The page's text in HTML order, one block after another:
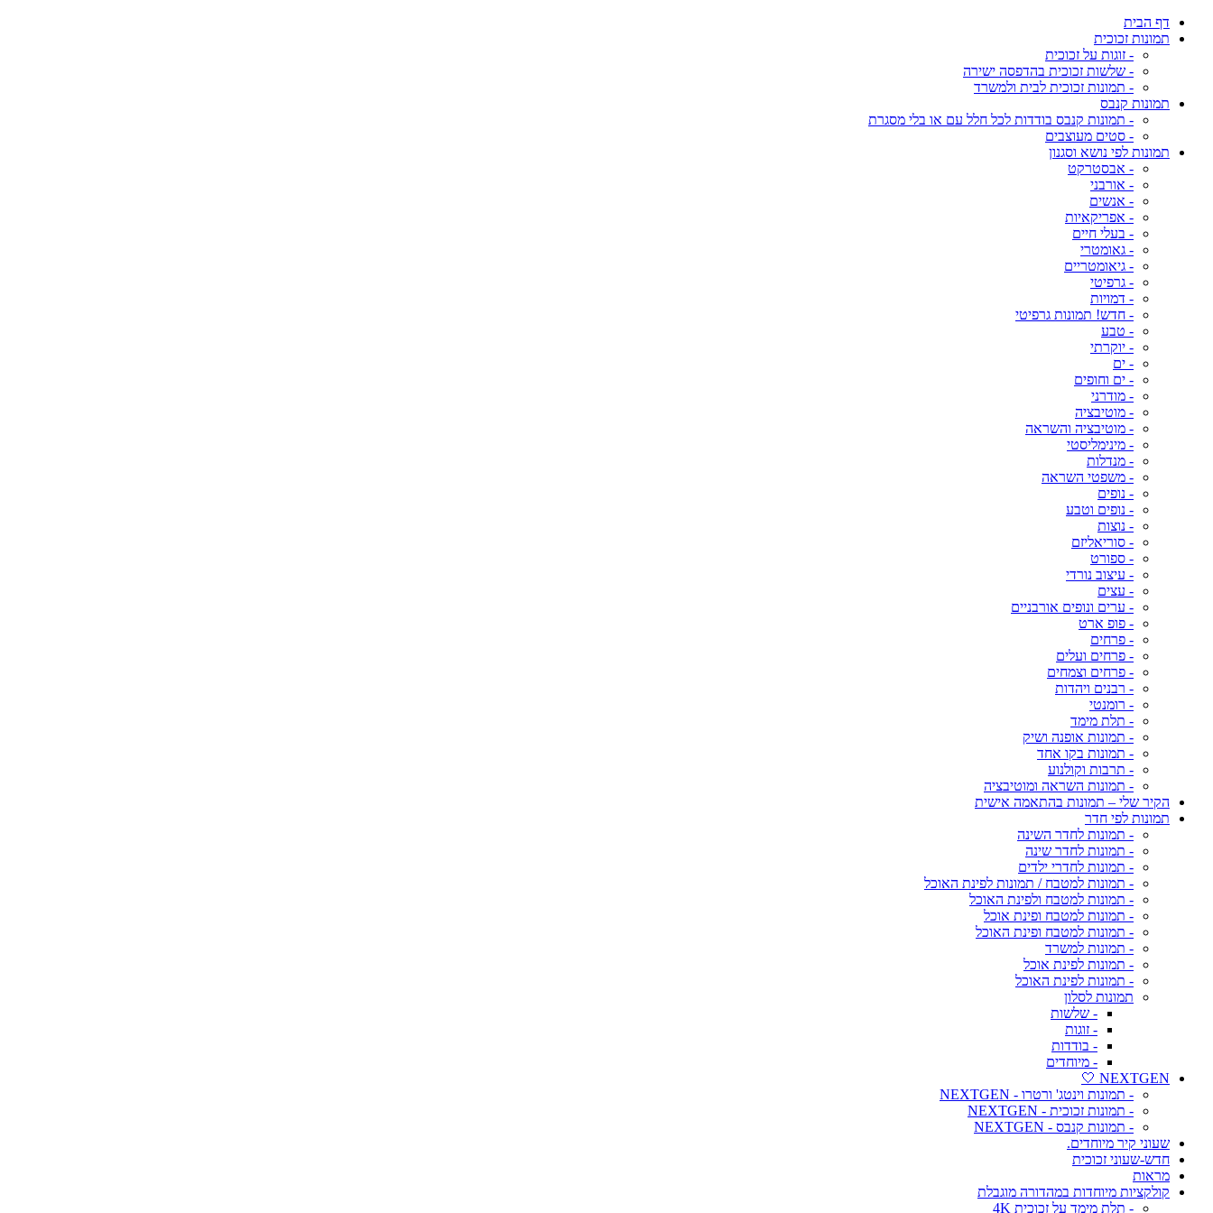
דף הבית
תמונות זכוכית
- זוגות על זכוכית
- שלשות זכוכית בהדפסה ישירה
- תמונות זכוכית לבית ולמשרד
תמונות קנבס
- תמונות קנבס בודדות לכל חלל עם או בלי מסגרת
- סטים מעוצבים
תמונות לפי נושא וסגנון
- אבסטרקט
- אורבני
- אנשים
- אפריקאיות
- בעלי חיים
- גאומטרי
- גיאומטריים
- גרפיטי
- דמויות
- חדש! תמונות גרפיטי
- טבע
- יוקרתי
- ים
- ים וחופים
- מודרני
- מוטיבציה
- מוטיבציה והשראה
- מינימליסטי
- מנדלות
- משפטי השראה
- נופים
- נופים וטבע
- נוצות
- סוריאליזם
- ספורט
- עיצוב נורדי
- עצים
- ערים ונופים אורבניים
- פופ ארט
- פרחים
- פרחים ועלים
- פרחים וצמחים
- רבנים ויהדות
- רומנטי
- תלת מימד
- תמונות אופנה ושיק
- תמונות בקו אחד
- תרבות וקולנוע
- תמונות השראה ומוטיבציה
הקיר שלי – תמונות בהתאמה אישית
תמונות לפי חדר
- תמונות לחדר השינה
- תמונות לחדר שינה
- תמונות לחדרי ילדים
- תמונות למטבח / תמונות לפינת האוכל
- תמונות למטבח ולפינת האוכל
- תמונות למטבח ופינת אוכל
- תמונות למטבח ופינת האוכל
- תמונות למשרד
- תמונות לפינת אוכל
- תמונות לפינת האוכל
תמונות לסלון
- שלשות
- זוגות
- בודדות
- מיוחדים
NEXTGEN 🤍
- תמונות וינטג' ורטרו - NEXTGEN
- תמונות זכוכית - NEXTGEN
- תמונות קנבס - NEXTGEN
שעוני קיר מיוחדים.
חדש-שעוני זכוכית
מראות
קולקציות מיוחדות במהדורה מוגבלת
- תלת מימד על זכוכית 4K